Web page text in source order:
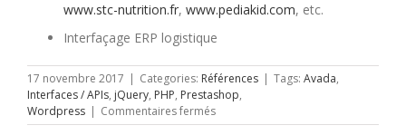
www.stc-nutrition.fr, www.pediakid.com, etc.
Interfaçage ERP logistique
17 novembre 2017 | Categories: Références | Tags: Avada,
Interfaces / APIs, jQuery, PHP, Prestashop,
Wordpress | Commentaires ferméssur
Laboratoires